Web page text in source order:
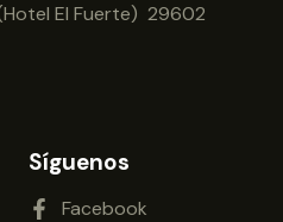
El Fuerte) 29602
Síguenos
Facebook